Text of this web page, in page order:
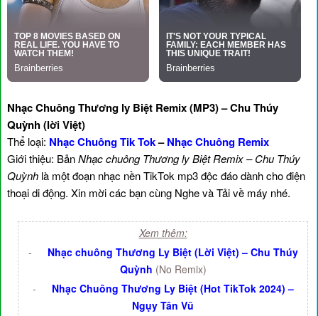
Nhạc Chuông Thương ly Biệt Remix (MP3) – Chu Thúy
Quỳnh (lời Việt)
Thể loại: Nhạc Chuông Tik Tok–Nhạc Chuông Remix
Giới thiệu: BảnNhạc chuông Thương ly Biệt Remix – Chu Thúy
Quỳnh là một đoạn nhạc nền TikTok mp3 độc đáo dành cho điện
thoại di động. Xin mời các bạn cùng Nghe và Tải về máy nhé.
Xem thêm:
-
Nhạc chuông Thương Ly Biệt (Lời Việt) – Chu Thúy
Quỳnh (No Remix)
-
Nhạc Chuông Thương Ly Biệt (Hot TikTok 2024) –
Ngụy Tân Vũ